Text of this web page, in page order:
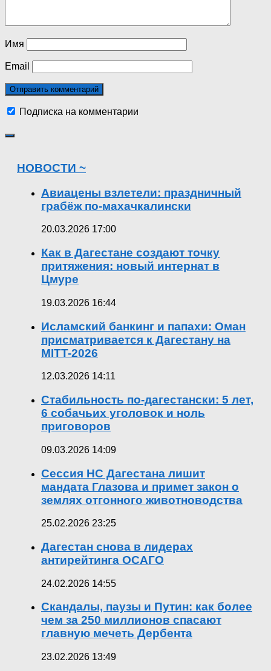
Имя
Email
Подписка на комментарии
НОВОСТИ ~
Авиацены взлетели: праздничный
грабёж по-махачкалински
20.03.2026 17:00
Как в Дагестане создают точку
притяжения: новый интернат в
Цмуре
19.03.2026 16:44
Исламский банкинг и папахи: Оман
присматривается к Дагестану на
MITT-2026
12.03.2026 14:11
Стабильность по-дагестански: 5 лет,
6 собачьих уголовок и ноль
приговоров
09.03.2026 14:09
Сессия НС Дагестана лишит
мандата Глазова и примет закон о
землях отгонного животноводства
25.02.2026 23:25
Дагестан снова в лидерах
антирейтинга ОСАГО
24.02.2026 14:55
Скандалы, паузы и Путин: как более
чем за 250 миллионов спасают
главную мечеть Дербента
23.02.2026 13:49